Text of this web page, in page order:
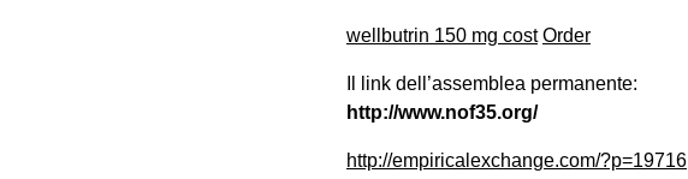
wellbutrin 150 mg cost Order
Il link dell’assemblea permanente:
http://www.nof35.org/
http://empiricalexchange.com/?p=19716